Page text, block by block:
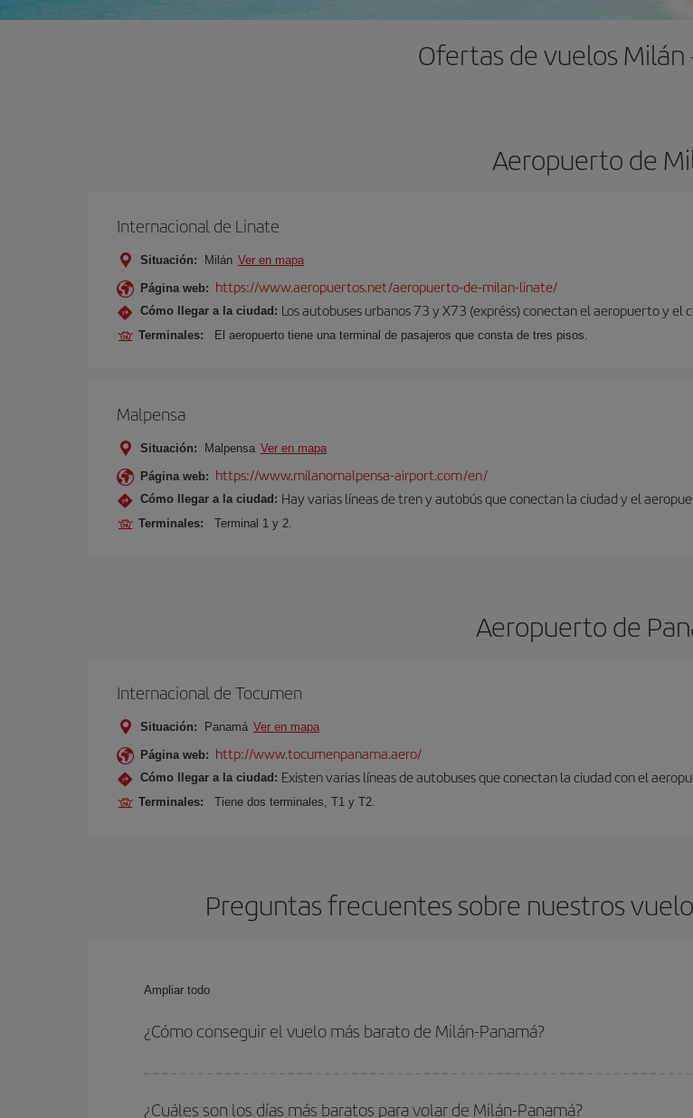
Ofertas de vuelos Milán
Aeropuerto de
Internacional de Linate
Situación: Milán Ver en mapa
Página web: https://www.aeropuertos.net/aeropuerto-de-milan-linate/
Cómo llegar a la ciudad: Los autobuses urbanos 73 y X73 (expréss) conectan el aeropuerto y el
Terminales: El aeropuerto tiene una terminal de pasajeros que consta de tres pisos.
Malpensa
Situación: Malpensa Ver en mapa
Página web: https://www.milanomalpensa-airport.com/en/
Cómo llegar a la ciudad: Hay varias líneas de tren y autobús que conectan la ciudad y el
Terminales: Terminal 1 y 2.
Aeropuerto de
Internacional de Tocumen
Situación: Panamá Ver en mapa
Página web: http://www.tocumenpanama.aero/
Cómo llegar a la ciudad: Existen varias líneas de autobuses que conectan la ciudad con el
Terminales: Tiene dos terminales, T1 y T2.
Preguntas frecuentes sobre nuestros
Ampliar todo
¿Cómo conseguir el vuelo más barato de Milán-Panamá?
fechas y horarios de ida y vuelta.
¿Cuáles son los días más baratos para volar de Milán-Panamá?